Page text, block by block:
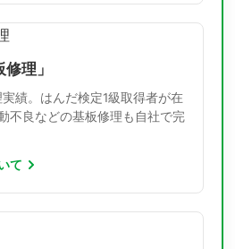
理」
績。はんだ検定1級取得者が在
不良などの基板修理も自社で完
て